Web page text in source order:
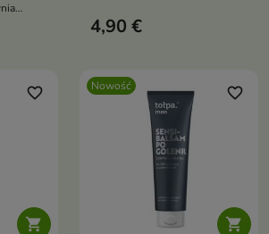
skórę i pozostawia na niej
przyjemny, męski aromat.
4,90 €

favorite_border Nowość

favorite_border